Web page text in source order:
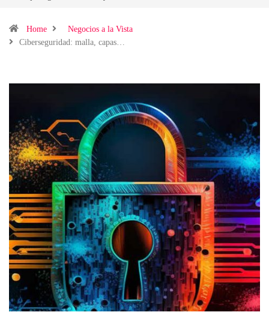
Home
Negocios a la Vista
Ciberseguridad: malla, capas…